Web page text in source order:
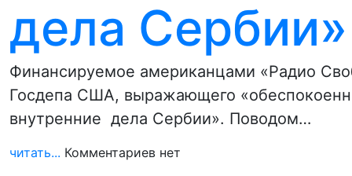
дела Сербии»
Финансируемое американцами «Радио
Госдепа США, выражающего
внутренние дела Сербии». Поводом…
читать... Комментариев нет